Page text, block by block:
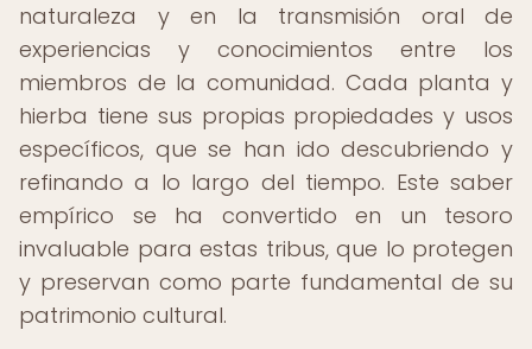
naturaleza y en la transmisión oral de
experiencias y conocimientos entre los
miembros de la comunidad. Cada planta y
hierba tiene sus propias propiedades y usos
específicos, que se han ido descubriendo y
refinando a lo largo del tiempo. Este saber
empírico se ha convertido en un tesoro
invaluable para estas tribus, que lo protegen
y preservan como parte fundamental de su
patrimonio cultural.